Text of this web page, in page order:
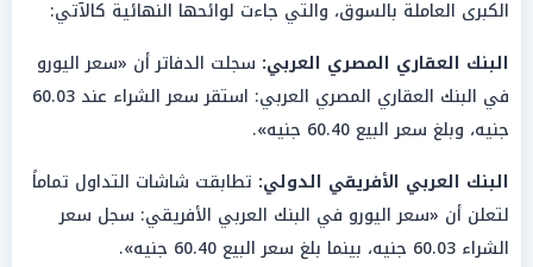
الكبرى العاملة بالسوق، والتي جاءت لوائحها النهائية كالآتي:
البنك العقاري المصري العربي: سجلت الدفاتر أن «سعر اليورو
في البنك العقاري المصري العربي: استقر سعر الشراء عند 60.03
جنيه، وبلغ سعر البيع 60.40 جنيه».
البنك العربي الأفريقي الدولي: تطابقت شاشات التداول تماماً
لتعلن أن «سعر اليورو في البنك العربي الأفريقي: سجل سعر
الشراء 60.03 جنيه، بينما بلغ سعر البيع 60.40 جنيه».